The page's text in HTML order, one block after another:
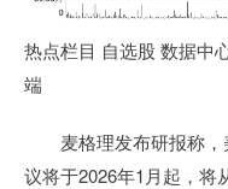
热点栏目 自选股 数据中
端
麦格理发布研报称，
议将于2026年1月起，将